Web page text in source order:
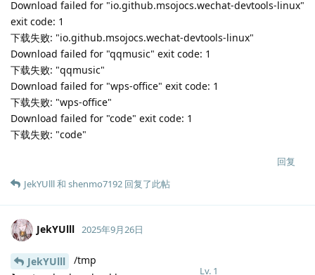
{"current_version":"1.104.1-
1758154125","download_url":"","icon":"/usr/share/pixmaps/vs
code.png","ignored":false,"name":"Visual Studio
Code","new_version":"1.104.2-
1758714318","package":"code","sha512":""},
{"current_version":"1.06.2504010-
2","download_url":"","icon":"/opt/apps/io.github.msojocs.wech
at-devtools-
linux/entries/icons/hicolor/128x128/apps/io.github.msojocs.w
1","package":"io.github.msojocs.wechat-devtools-
linux","sha512":""},
{"current_version":"2.1.5","download_url":"","icon":"/usr/share
/icons/hicolor/256x256/apps/koodo-
reader.png","ignored":false,"name":"Koodo
Reader","new_version":"2.1.6","package":"koodo-